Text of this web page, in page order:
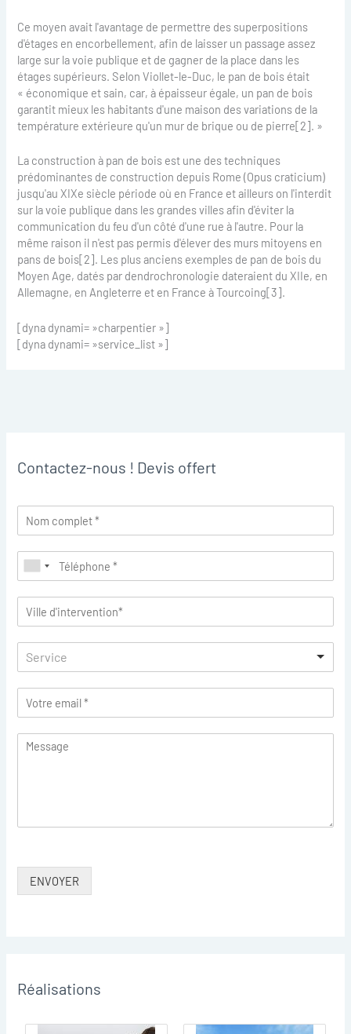
Ce moyen avait l'avantage de permettre des superpositions
d'étages en encorbellement, afin de laisser un passage assez
large sur la voie publique et de gagner de la place dans les
étages supérieurs. Selon Viollet-le-Duc, le pan de bois était
« économique et sain, car, à épaisseur égale, un pan de bois
garantit mieux les habitants d'une maison des variations de la
température extérieure qu'un mur de brique ou de pierre[2]. »
La construction à pan de bois est une des techniques
prédominantes de construction depuis Rome (Opus craticium)
jusqu'au XIXe siècle période où en France et ailleurs on l'interdit
sur la voie publique dans les grandes villes afin d'éviter la
communication du feu d'un côté d'une rue à l'autre. Pour la
même raison il n'est pas permis d'élever des murs mitoyens en
pans de bois[2]. Les plus anciens exemples de pan de bois du
Moyen Age, datés par dendrochronologie dateraient du XIIe, en
Allemagne, en Angleterre et en France à Tourcoing[3].
[dyna dynami= »charpentier »]
[dyna dynami= »service_list »]
Contactez-nous ! Devis offert
Service
ENVOYER
Réalisations